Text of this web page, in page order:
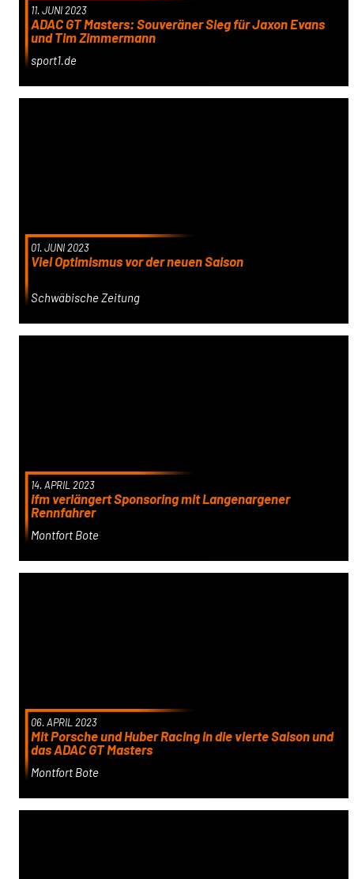
11. JUNI 2023
ADAC GT Masters: Souveräner Sieg für Jaxon Evans
und Tim Zimmermann
sport1.de
01. JUNI 2023
Viel Optimismus vor der neuen Saison
Schwäbische Zeitung
14. APRIL 2023
ifm verlängert Sponsoring mit Langenargener
Rennfahrer
Montfort Bote
06. APRIL 2023
Mit Porsche und Huber Racing in die vierte Saison und
das ADAC GT Masters
Montfort Bote